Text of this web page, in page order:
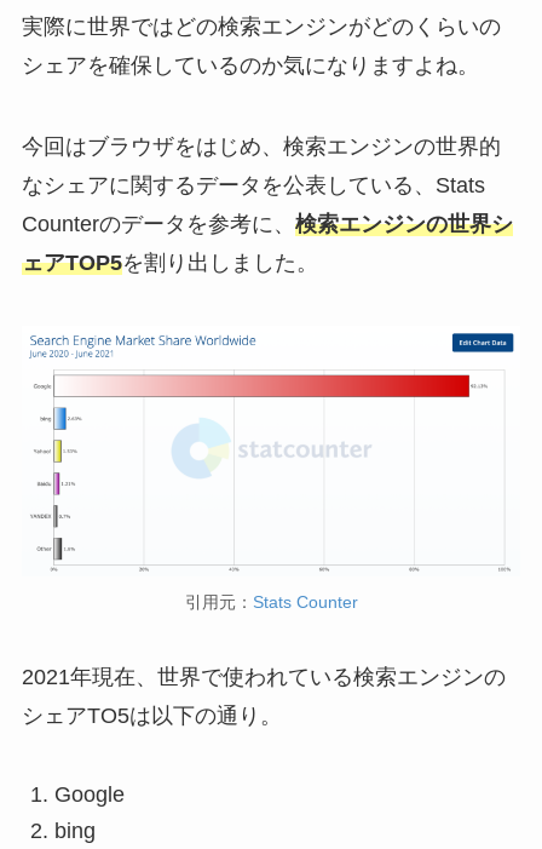
実際に世界ではどの検索エンジンがどのくらいの
シェアを確保しているのか気になりますよね。
今回はブラウザをはじめ、検索エンジンの世界的
なシェアに関するデータを公表している、Stats
Counterのデータを参考に、 検索エンジンの世界シ
ェアTOP5を割り出しました。
引用元： Stats Counter
2021年現在、世界で使われている検索エンジンの
シェアTO5は以下の通り。
Google
bing